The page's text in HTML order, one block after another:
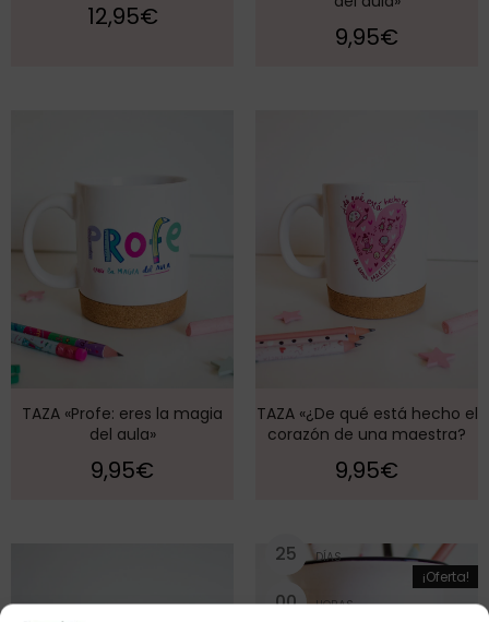
12,95€
9,95€
TAZA «Profe: eres la magia
del aula»
9,95€
TAZA «¿De qué está hecho el
corazón de una maestra?
9,95€
¡Oferta!
25 DÍAS
00 HORAS